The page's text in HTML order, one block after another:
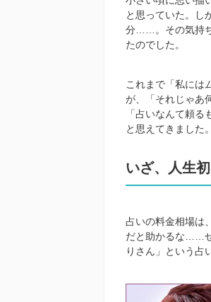
と思っていた。し
分……。その気持ち
たのでした。
これまで「私には
が、「それじゃあ
「占いなんて頼
と思えてきました
いざ、人生
占いの料金相場は、
だと助かるな……
りさん」という占